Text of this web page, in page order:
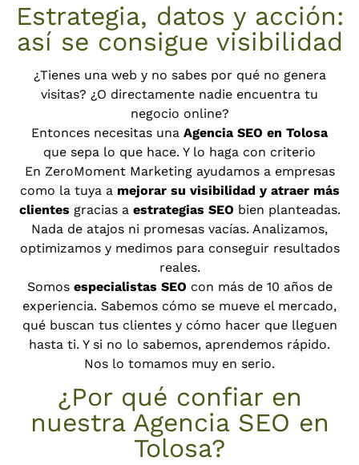
Estrategia, datos y acción:
así se consigue visibilidad
¿Tienes una web y no sabes por qué no genera
visitas? ¿O directamente nadie encuentra tu
negocio online?
Entonces necesitas una Agencia SEO en Tolosa
que sepa lo que hace. Y lo haga con criterio
En ZeroMoment Marketing ayudamos a empresas
como la tuya a mejorar su visibilidad y atraer más
clientes gracias a estrategias SEO bien planteadas.
Nada de atajos ni promesas vacías. Analizamos,
optimizamos y medimos para conseguir resultados
reales.
Somos especialistas SEO con más de 10 años de
experiencia. Sabemos cómo se mueve el mercado,
qué buscan tus clientes y cómo hacer que lleguen
hasta ti. Y si no lo sabemos, aprendemos rápido.
Nos lo tomamos muy en serio.
¿Por qué confiar en
nuestra Agencia SEO en
Tolosa?